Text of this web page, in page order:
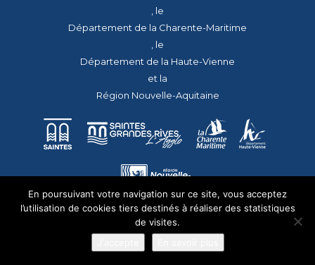
, le
Département de la Charente-Maritime
, le
Département de la Haute-Vienne
et la
Région Nouvelle-Aquitaine
© 2026 - Tous droits réservés - apmac.fr - réalisation :
En poursuivant votre navigation sur ce site, vous acceptez
l’utilisation de cookies tiers destinés à réaliser des statistiques
de visites.